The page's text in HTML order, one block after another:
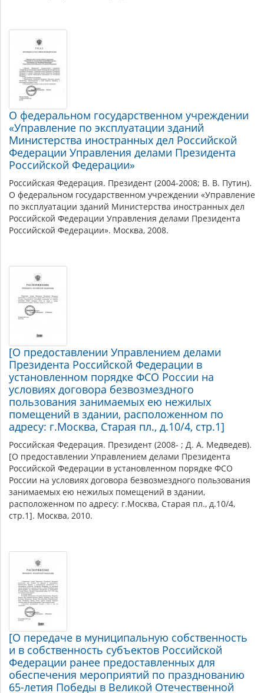
О федеральном государственном учреждении
«Управление по эксплуатации зданий
Министерства иностранных дел Российской
Федерации Управления делами Президента
Российской Федерации»
Российская Федерация. Президент (2004-2008; В. В. Путин).
О федеральном государственном учреждении «Управление
по эксплуатации зданий Министерства иностранных дел
Российской Федерации Управления делами Президента
Российской Федерации». Москва, 2008.
[О предоставлении Управлением делами
Президента Российской Федерации в
установленном порядке ФСО России на
условиях договора безвозмездного
пользования занимаемых ею нежилых
помещений в здании, расположенном по
адресу: г.Москва, Старая пл., д.10/4, стр.1]
Российская Федерация. Президент (2008- ; Д. А. Медведев).
[О предоставлении Управлением делами Президента
Российской Федерации в установленном порядке ФСО
России на условиях договора безвозмездного пользования
занимаемых ею нежилых помещений в здании,
расположенном по адресу: г.Москва, Старая пл., д.10/4,
стр.1]. Москва, 2010.
[О передаче в муниципальную собственность
и в собственность субъектов Российской
Федерации ранее предоставленных для
обеспечения мероприятий по празднованию
65-летия Победы в Великой Отечественной